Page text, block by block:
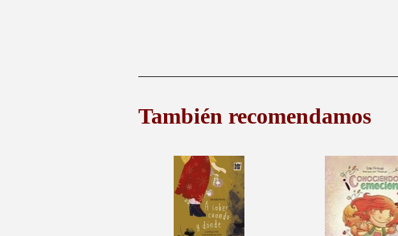
También recomendamos